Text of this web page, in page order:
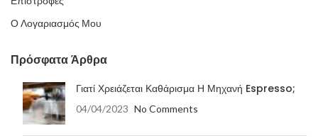
Ο Λογαριασμός Μου
Πρόσφατα Άρθρα
Γιατί Χρειάζεται Καθάρισμα Η Μηχανή Espresso;
04/04/2023 No Comments